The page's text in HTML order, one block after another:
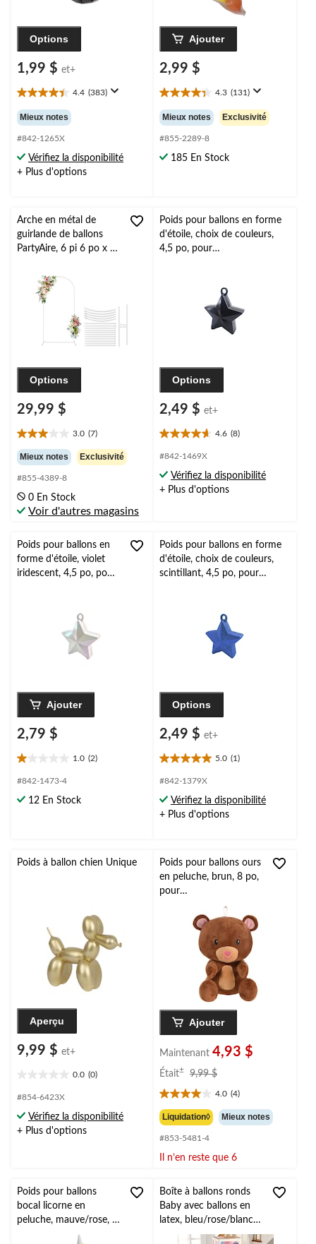
Options
1,99 $ et+
4.4 (383)
4.4
étoile(s)
sur
5.
383
évaluations
Mieux notes
#842-1265X
Vérifiez la disponibilité
+ Plus d'options
Ajouter
2,99 $
4.3 (131)
4.3
étoile(s)
sur
5.
131
Mieux notes Exclusivité
#855-2289-8
185 En Stock
Arche en métal de
guirlande de ballons
PartyAire, 6 pi 6 po x 4
Options
29,99 $
3.0 (7)
3.0
étoile(s)
sur
5.
7
évaluations
Mieux notes Exclusivité
#855-4389-8
0 En Stock
Voir d'autres magasins
Poids pour ballons en forme
d'étoile, choix de couleurs,
4,5 po, pour
Options
2,49 $ et+
4.6 (8)
4.6
étoile(s)
5.
8
#842-1469X
Vérifiez la disponibilité
+ Plus d'options
Poids pour ballons en
forme d'étoile, violet
iridescent, 4,5 po, pour
Ajouter
2,79 $
1.0 (2)
1.0
étoile(s)
5.
#842-1473-4
12 En Stock
Poids pour ballons en forme
d'étoile, choix de couleurs,
scintillant, 4,5 po, pour
Options
2,49 $ et+
5.0 (1)
5.0
étoile(s)
5.
1
#842-1379X
Vérifiez la disponibilité
+ Plus d'options
Poids à ballon chien Unique
Aperçu
9,99 $ et+
0.0 (0)
étoile(s)
5.
#854-6423X
Vérifiez la disponibilité
+ Plus d'options
Poids pour ballons ours
en peluche, brun, 8 po,
pour
anniversaire/remise de
diplôme/Saint-Valentin
Ajouter
Maintenant 4,93 $
Était± 9,99 $
9,99 $
4.0 (4)
4.0
étoile(s)
sur
5.
4
Liquidation◊ Mieux notes
#853-5481-4
Il n’en reste que 6
Poids pour ballons
bocal licorne en
peluche, mauve/rose, 4
Boîte à ballons ronds
Baby avec ballons en
latex, bleu/rose/blanc,
47 po, paq. 68, pour